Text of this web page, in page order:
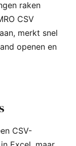
raken
CSV
merkt snel
openen en
CSV-